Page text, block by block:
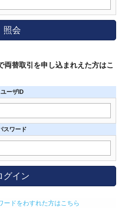
照会
両替取引を申し込まれえた方はこ
ユーザID
スワード
グイン
ードをわすれた方はこちら